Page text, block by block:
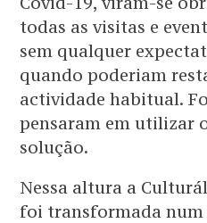
todas as visitas e
sem qualquer
quando poderiam
actividade habitual.
pensaram em utilizar
solução.
Nessa altura a
foi transformada